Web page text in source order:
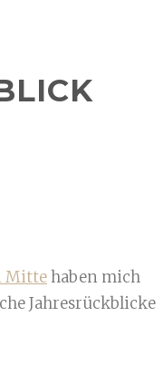
Mittehaben mich
Jahresrückblicke